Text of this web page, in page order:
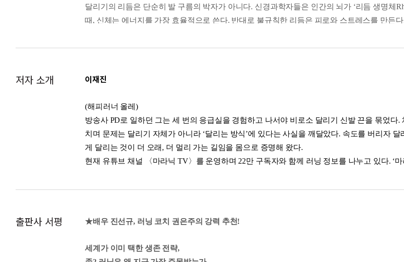
5장. 러닝 통증의 올바른 이해
6장. 달리지 않는 시간의 힘: 회복의 프로세스
7장. 트레드밀? 야외러닝? 정교한 러닝 설계법
9장. 더하기보다 빼기, 똑똑한 장비 미니멀리즘
1장. 대사 유연성: 100세 러너의 비밀
3장. 몸속의 고속도로, 혈류 네트워크를 재건하는 법
4장. 멈춤의 과학: 몸이 강해지는 시간
5장. 무너지지 않는 관절 설계법
6장. 7년의 증명, 감기를 이기는 몸의 비밀
7장. 노화의 속도를 늦추는 법, 장수 유전자를 깨우다
4장. 나는 달리는 사람이다: 정체성이 습관을 완성하는 법
7장. 에너지 설계의 기술: 지치지 않는 사람들의 비밀
달리기의 리듬은 단순히 발 구름의 박자가 아니다. 신경과학자들은 인간의 뇌가 ‘리듬 생명체
때, 신체는 에너지를 가장 효율적으로 쓴다. 반대로 불규칙한 리듬은 피로와 스트레스를 만든
이 뇌의 알파파를 안정화하고, 스트레스 호르몬인 코르티솔을 낮춘다. 몸이 리듬을 찾으면,
법' 중에서
실제로 세계 곳곳에서 느린 달리기가 유행처럼 번지고 있다. 일본에선 ‘니코니코 페이스(웃을
걷거나, 천천히 달리거나, 중간에 서서 사진을 찍어도 아무도 눈치 주지 않는 분위기다. 북미와
방식인 ‘존2’라는 말이 낯설지 않다. _50쪽 '세계가 택한 생존 전략: 존2 러닝의 확산과 과학적
러닝의 자세와 착지는 특별한 기술이 아니다. 무릎을 높이 들거나 팔을 각 잡아 흔드는 동작과
려는 흐름을 가로막지 않고, 불필요한 힘을 덜어내는 습관. 그 습관이 자리 잡으면, 몸은 알아
계법' 중에서
내게 러닝은 하루의 피로를 푸는 마침표가 아니라, 새로운 하루를 제대로 열기 위한 시작 신호
저자 소개 이재진
(해피러너 올레)
방송사 PD로 일하던 그는 세 번의 응급실을 경험하고 나서야 비로소 달리기 신발 끈을 묶었
치며 문제는 달리기 자체가 아니라 ‘달리는 방식’에 있다는 사실을 깨달았다. 속도를 버리자
게 달리는 것이 더 오래, 더 멀리 가는 길임을 몸으로 증명해 왔다.
현재 유튜브 채널 〈마라닉 TV〉를 운영하며 22만 구독자와 함께 러닝 정보를 나누고 있다. ‘
런’(회원 1.8만)을 이끌며 누구나 무리 없이 오래 달릴 수 있는 러닝 문화를 만들고 있다. 《
를 집대성한 첫 번째 달리기 실용서다.
유튜브:
출판사 서평 ★배우 진선규, 러닝 코치 권은주의 강력 추천!
세계가 이미 택한 생존 전략,